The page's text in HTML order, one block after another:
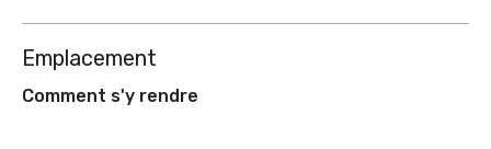
Emplacement
Comment s'y rendre